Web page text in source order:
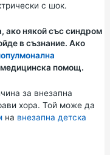
с шок.
ако някой със синдром
в съзнание. Ако
медицинска помощ.
за внезапна
хора. Той може да
на внезапна детска